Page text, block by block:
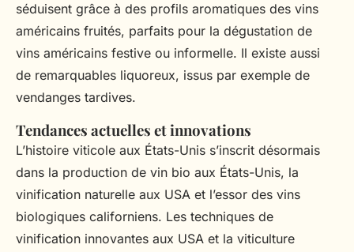
séduisent grâce à des profils aromatiques des vins
américains fruités, parfaits pour la dégustation de
vins américains festive ou informelle. Il existe aussi
de remarquables liquoreux, issus par exemple de
vendanges tardives.
Tendances actuelles et innovations
L’histoire viticole aux États-Unis s’inscrit désormais
dans la production de vin bio aux États-Unis, la
vinification naturelle aux USA et l’essor des vins
biologiques californiens. Les techniques de
vinification innovantes aux USA et la viticulture